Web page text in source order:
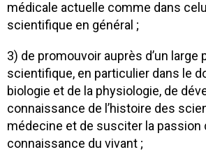
médicale actuelle comme dans
scientifique en général ;
3) de promouvoir auprès d’un large
scientifique, en particulier dans le
biologie et de la physiologie, de
connaissance de l’histoire des
médecine et de susciter la passion
connaissance du vivant ;